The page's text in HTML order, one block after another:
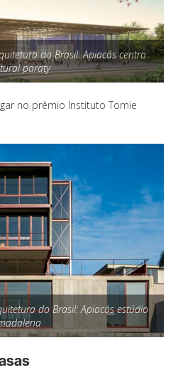
do Brasil: Apiacás centro
paraty
no prêmio Instituto Tomie
do Brasil: Apiacás estúdio